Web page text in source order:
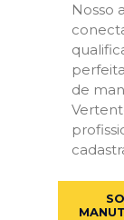
Nosso
de